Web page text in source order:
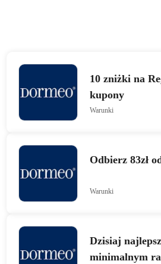
10 zniżki na
kupony
Warunki
Odbierz 83zł
Warunki
Dzisiaj
minimalnym